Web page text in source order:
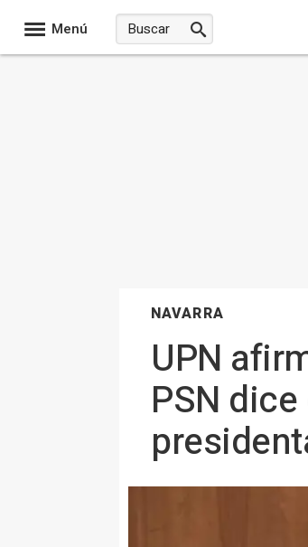
Menú
NAVARRA
UPN
PSN